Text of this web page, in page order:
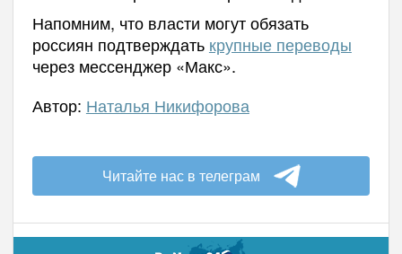
Напомним, что власти могут обязать
россиян подтверждать крупные переводы
через мессенджер «Макс».
Автор: Наталья Никифорова
Читайте нас в телеграм